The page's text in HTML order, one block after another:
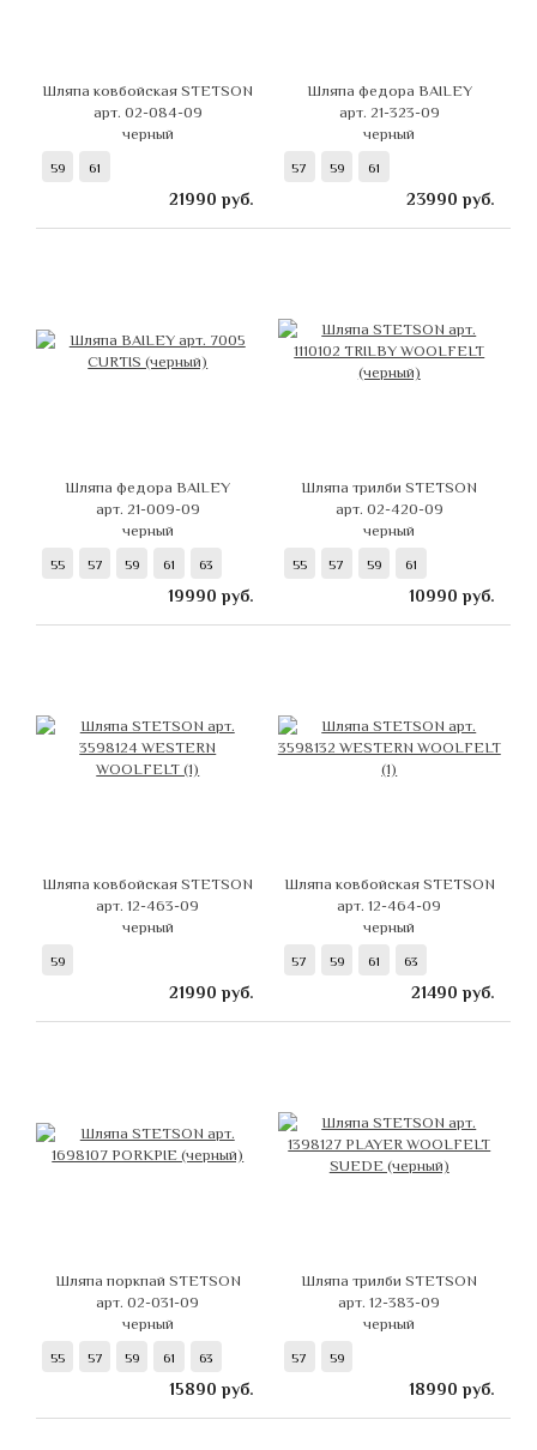
Шляпа ковбойская STETSON
арт. 02-084-09
черный
59 61
21990 руб.
Шляпа федора BAILEY
арт. 21-323-09
черный
57 59 61
23990 руб.
Шляпа федора BAILEY
арт. 21-009-09
черный
55 57 59 61 63
19990 руб.
Шляпа трилби STETSON
арт. 02-420-09
черный
55 57 59 61
10990 руб.
Шляпа ковбойская STETSON
арт. 12-463-09
черный
59
21990 руб.
Шляпа ковбойская STETSON
арт. 12-464-09
черный
57 59 61 63
21490 руб.
Шляпа поркпай STETSON
арт. 02-031-09
черный
55 57 59 61 63
15890 руб.
Шляпа трилби STETSON
арт. 12-383-09
черный
57 59
18990 руб.